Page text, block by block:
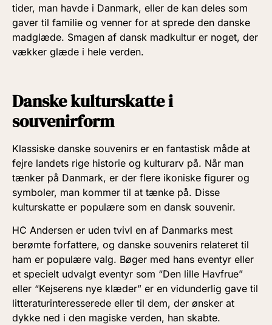
tider, man havde i Danmark, eller de kan deles som
gaver til familie og venner for at sprede den danske
madglæde. Smagen af dansk madkultur er noget, der
vækker glæde i hele verden.
Danske kulturskatte i
souvenirform
Klassiske danske souvenirs er en fantastisk måde at
fejre landets rige historie og kulturarv på. Når man
tænker på Danmark, er der flere ikoniske figurer og
symboler, man kommer til at tænke på. Disse
kulturskatte er populære som en dansk souvenir.
HC Andersen er uden tvivl en af Danmarks mest
berømte forfattere, og danske souvenirs relateret til
ham er populære valg. Bøger med hans eventyr eller
et specielt udvalgt eventyr som “Den lille Havfrue”
eller “Kejserens nye klæder” er en vidunderlig gave til
litteraturinteresserede eller til dem, der ønsker at
dykke ned i den magiske verden, han skabte.